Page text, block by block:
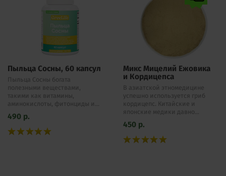
Пыльца Сосны, 60 капсул
Пыльца Сосны богата
полезными веществами,
такими как витамины,
аминокислоты, фитонциды и...
490 р.
Микс Мицелий Ежовика
и Кордицепса
В азиатской этномедицине
успешно используется гриб
кордицепс. Китайские и
японские медики давно...
450 р.